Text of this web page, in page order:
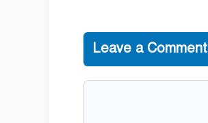
Leave a Comment
Comment